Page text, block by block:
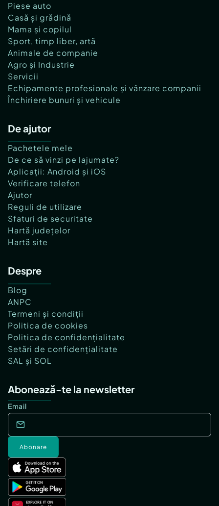
Piese auto
Casă și grădină
Mama și copilul
Sport, timp liber, artă
Animale de companie
Agro și Industrie
Servicii
Echipamente profesionale și vânzare companii
Închiriere bunuri și vehicule
De ajutor
Pachetele mele
De ce să vinzi pe lajumate?
Aplicații: Android și iOS
Verificare telefon
Ajutor
Reguli de utilizare
Sfaturi de securitate
Hartă județelor
Hartă site
Despre
Blog
ANPC
Termeni și condiții
Politica de cookies
Politica de confidențialitate
Setări de confidențialitate
SAL și SOL
Abonează-te la newsletter
Email
Abonare